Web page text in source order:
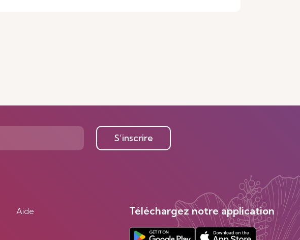
S’inscrire
Aide Téléchargez notre application